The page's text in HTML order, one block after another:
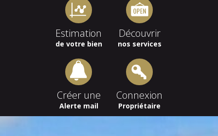
Estimation
de votre bien
Découvrir
nos services
Créer une
Alerte mail
Connexion
Propriétaire